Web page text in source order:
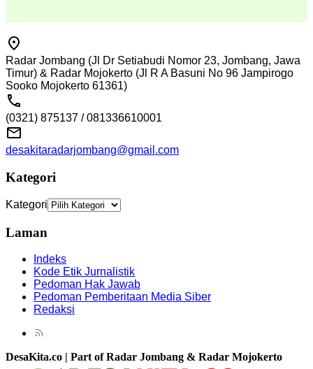
Radar Jombang (Jl Dr Setiabudi Nomor 23, Jombang, Jawa
Timur) & Radar Mojokerto (Jl R A Basuni No 96 Jampirogo
Sooko Mojokerto 61361)
(0321) 875137 / 081336610001
desakitaradarjombang@gmail.com
Kategori
Kategori
Laman
Indeks
Kode Etik Jurnalistik
Pedoman Hak Jawab
Pedoman Pemberitaan Media Siber
Redaksi
DesaKita.co | Part of Radar Jombang & Radar Mojokerto